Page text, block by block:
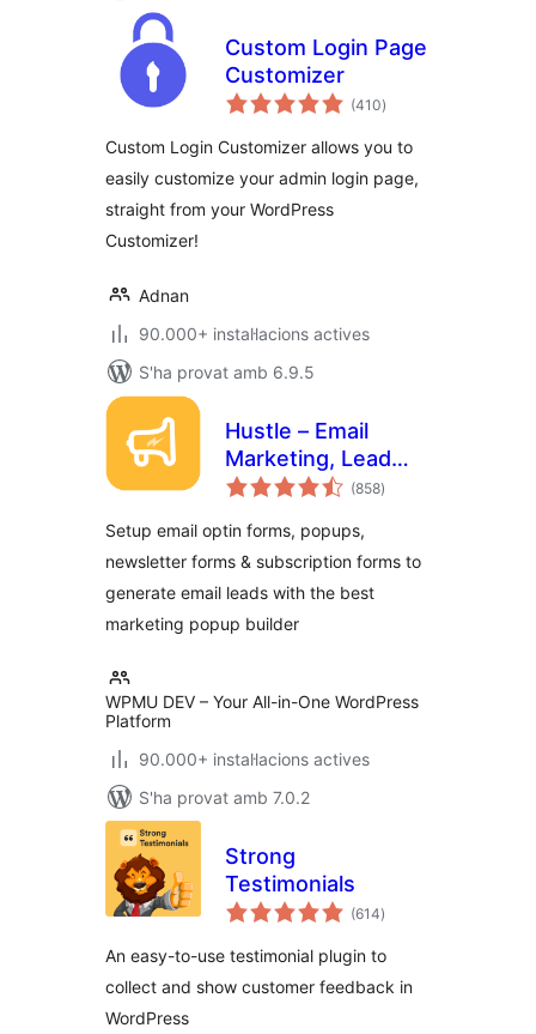
Custom Login Page
Customizer
(410puntuacions
totals
)
Custom Login Customizer allows you to
easily customize your admin login page,
straight from your WordPress
Customizer!
Adnan
90.000+ instal·lacions actives
S'ha provat amb 6.9.5
Hustle – Email
Marketing, Lead
Generation, Optins,
(858puntuacions
totals
)
Setup email optin forms, popups,
newsletter forms & subscription forms to
generate email leads with the best
marketing popup builder
WPMU DEV – Your All-in-One WordPress
Platform
90.000+ instal·lacions actives
S'ha provat amb 7.0.2
Strong
Testimonials
(614puntuacions
totals
)
An easy-to-use testimonial plugin to
collect and show customer feedback in
WordPress